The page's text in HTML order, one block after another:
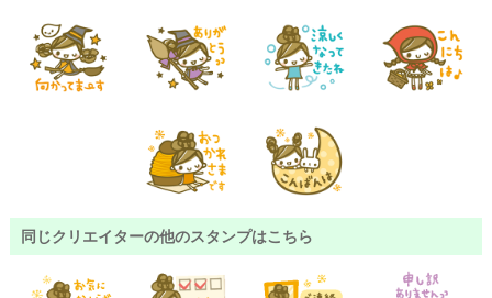
同じクリエイターの他のスタンプはこちら